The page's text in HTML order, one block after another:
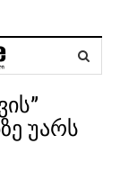
უარს